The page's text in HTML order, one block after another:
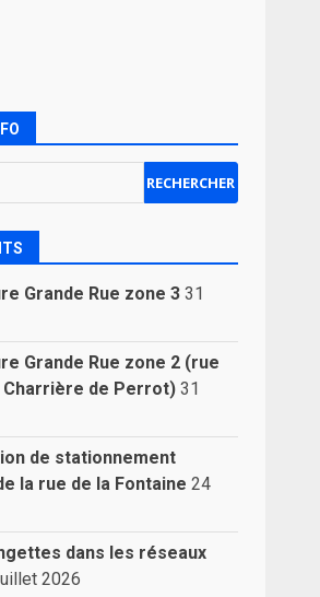
Grande Rue zone 3 31
Grande Rue zone 2 (rue
Charrière de Perrot) 31
de stationnement
la rue de la Fontaine 24
dans les réseaux
2026